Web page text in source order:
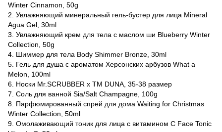
Winter Cinnamon, 50g
2. Увлажняющий минеральный гель-бустер для лица Mineral
Agua Gel, 30ml
3. Увлажняющий крем для тела с маслом ши Blueberry Winter
Collection, 50g
4. Шиммер для тела Body Shimmer Bronze, 30ml
5. Гель для душа с ароматом Херсонских арбузов What a
Melon, 100ml
6. Носки Mr.SCRUBBER х ТМ DUNA, 35-38 размер
7. Соль для ванной Sia/Salt Champagne, 100g
8. Парфюмированный спрей для дома Waiting for Christmas
Winter Collection, 50ml
9. Омолаживающий тоник для лица с витамином C Face Tonic